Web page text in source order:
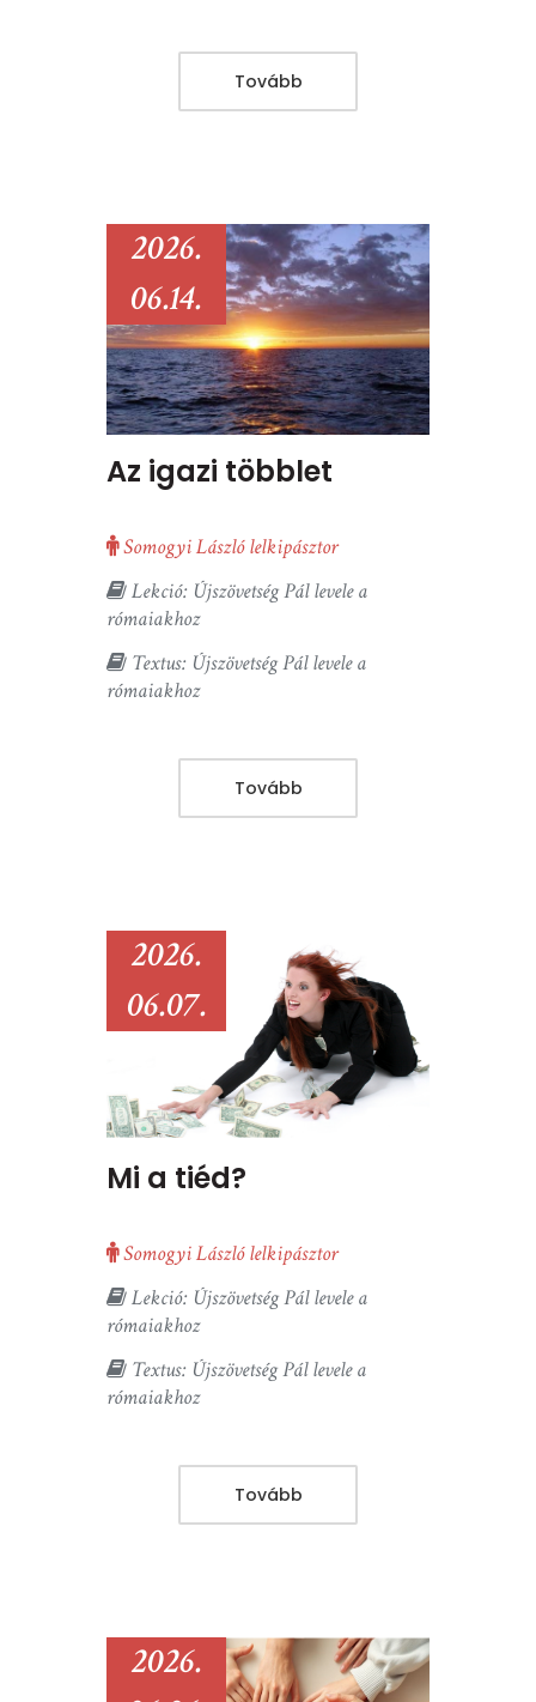
Tovább
Az igazi többlet
2026.
06.14.
Somogyi László lelkipásztor
Lekció: Újszövetség Pál levele a
rómaiakhoz
Textus: Újszövetség Pál levele a
rómaiakhoz
Tovább
Mi a tiéd?
2026.
06.07.
Somogyi László lelkipásztor
Lekció: Újszövetség Pál levele a
rómaiakhoz
Textus: Újszövetség Pál levele a
rómaiakhoz
Tovább
2026.